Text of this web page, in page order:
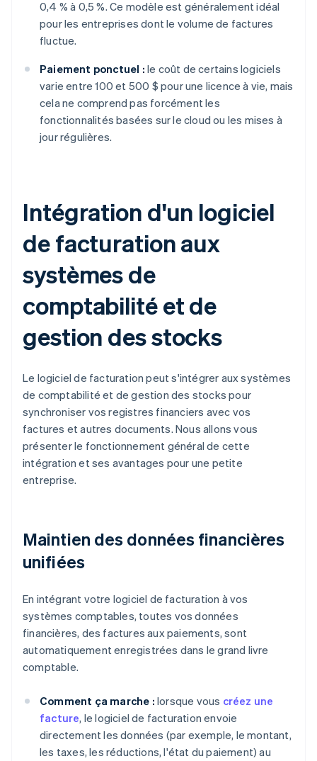
0,4 % à 0,5 %. Ce modèle est généralement idéal
pour les entreprises dont le volume de factures
fluctue.
Paiement ponctuel : le coût de certains logiciels
varie entre 100 et 500 $ pour une licence à vie, mais
cela ne comprend pas forcément les
fonctionnalités basées sur le cloud ou les mises à
jour régulières.
Intégration d'un logiciel
de facturation aux
systèmes de
comptabilité et de
gestion des stocks
Le logiciel de facturation peut s'intégrer aux systèmes
de comptabilité et de gestion des stocks pour
synchroniser vos registres financiers avec vos
factures et autres documents. Nous allons vous
présenter le fonctionnement général de cette
intégration et ses avantages pour une petite
entreprise.
Maintien des données financières
unifiées
En intégrant votre logiciel de facturation à vos
systèmes comptables, toutes vos données
financières, des factures aux paiements, sont
automatiquement enregistrées dans le grand livre
comptable.
Comment ça marche : lorsque vous créez une
facture, le logiciel de facturation envoie
directement les données (par exemple, le montant,
les taxes, les réductions, l'état du paiement) au